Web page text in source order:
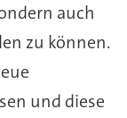
auch
zu können.
und diese